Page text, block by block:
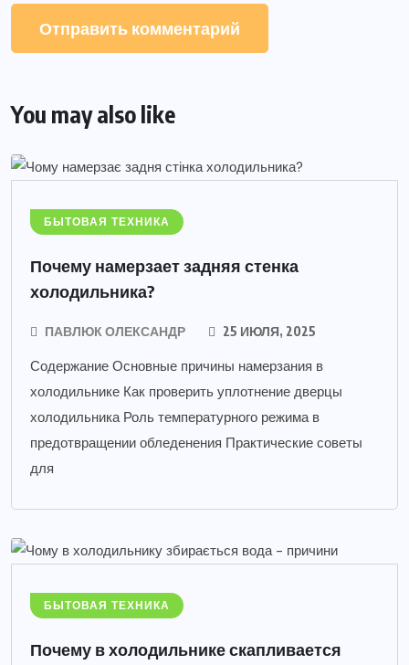
You may also like
БЫТОВАЯ ТЕХНИКА
Почему намерзает задняя стенка
холодильника?
ПАВЛЮК ОЛЕКСАНДР 25 ИЮЛЯ, 2025
Содержание Основные причины намерзания в
холодильнике Как проверить уплотнение дверцы
холодильника Роль температурного режима в
предотвращении обледенения Практические советы
для
БЫТОВАЯ ТЕХНИКА
Почему в холодильнике скапливается